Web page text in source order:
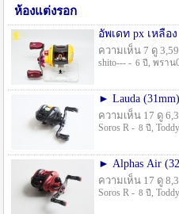
ห้องแต่งรอก
อัพเดท px เหลือง
ความเห็น 7 ดู
shito--- - 6 ปี , พราน
► Lauda
ความเห็น 17 ดู
Soros R - 8 ปี ,
► Alphas Air
ความเห็น 17 ดู
Soros R - 8 ปี ,